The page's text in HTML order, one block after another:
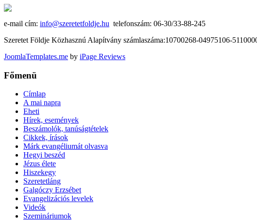
e-mail cím: info@szeretetfoldje.hu telefonszám: 06-30/33-88-245
Szeretet Földje Közhasznú Alapítvány számlaszáma:10700268-04975106-
JoomlaTemplates.me by iPage Reviews
Főmenü
Címlap
A mai napra
Eheti
Hírek, események
Beszámolók, tanúságtételek
Cikkek, írások
Márk evangéliumát olvasva
Hegyi beszéd
Jézus élete
Hiszekegy
Szeretetláng
Galgóczy Erzsébet
Evangelizációs levelek
Videók
Szemináriumok